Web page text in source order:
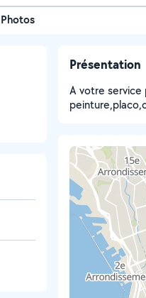
Photos
Présentation
A votre